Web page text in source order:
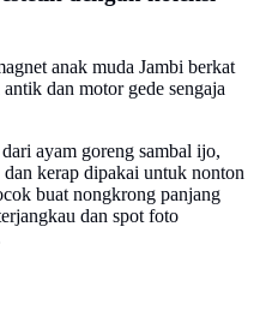
anak muda Jambi berkat
dan motor gede sengaja
ayam goreng sambal ijo,
kerap dipakai untuk nonton
buat nongkrong panjang
dan spot foto